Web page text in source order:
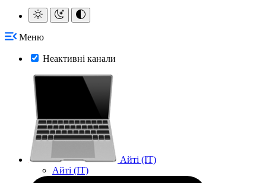
Меню
Неактивні канали
Айті (IT)
Айті (IT)